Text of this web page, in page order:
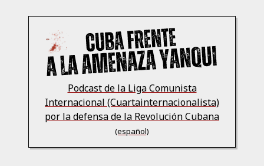
Podcast de la Liga Comunista
Internacional (Cuartainternacionalista)
por la defensa de la Revolución Cubana
(español)